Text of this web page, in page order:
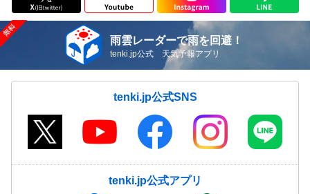
雨雲レーダーで雨を回避！
tenki.jp公式 天気予報アプリ
tenki.jp公式SNS
tenki.jp公式アプリ